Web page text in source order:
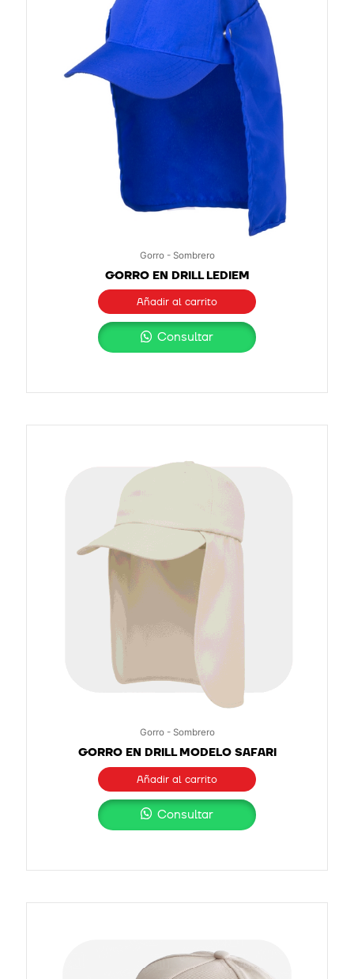
Gorro - Sombrero
GORRO EN DRILL LEDIEM
Añadir al carrito
Consultar
Gorro - Sombrero
GORRO EN DRILL MODELO SAFARI
Añadir al carrito
Consultar